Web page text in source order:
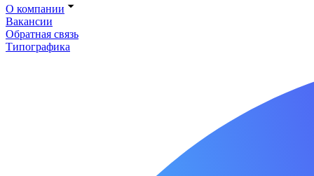
О компании
Вакансии
Обратная связь
Типографика